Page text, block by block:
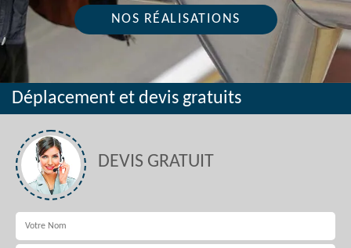
NOS RÉALISATIONS
Déplacement et devis gratuits
DEVIS GRATUIT